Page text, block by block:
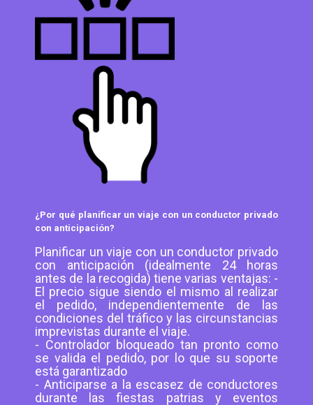
¿Por qué planificar un viaje con un conductor privado
con anticipación?
Planificar un viaje con un conductor privado
con anticipación (idealmente 24 horas
antes de la recogida) tiene varias ventajas: -
El precio sigue siendo el mismo al realizar
el pedido, independientemente de las
condiciones del tráfico y las circunstancias
imprevistas durante el viaje.
- Controlador bloqueado tan pronto como
se valida el pedido, por lo que su soporte
está garantizado
- Anticiparse a la escasez de conductores
durante las fiestas patrias y eventos